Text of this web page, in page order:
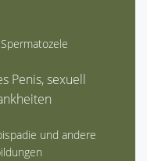
Penis, sexuell
und andere